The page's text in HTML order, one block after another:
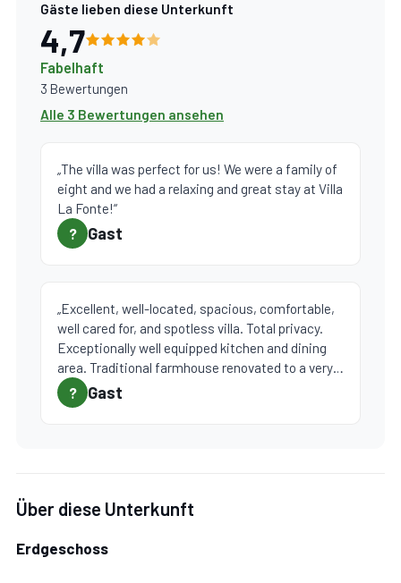
Gäste lieben diese Unterkunft
4,7
Fabelhaft
3 Bewertungen
Alle 3 Bewertungen ansehen
„The villa was perfect for us! We were a family of
eight and we had a relaxing and great stay at Villa
La Fonte!“
? Gast
„Excellent, well-located, spacious, comfortable,
well cared for, and spotless villa. Total privacy.
Exceptionally well equipped kitchen and dining
area. Traditional farmhouse renovated to a very
high standard. Beautifully kept garden and
plants, lots of surrounding green and shade.
Housekeeper Monia, was very welcoming and
requests. Gardner a real local character who
? Gast
Über diese Unterkunft
Erdgeschoss